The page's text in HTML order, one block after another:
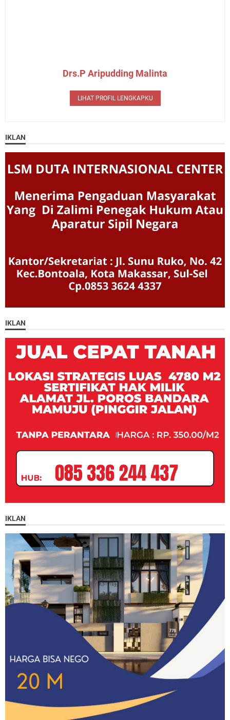
Drs.P Aripudding Malinta
LIHAT PROFIL LENGKAPKU
IKLAN
IKLAN
IKLAN